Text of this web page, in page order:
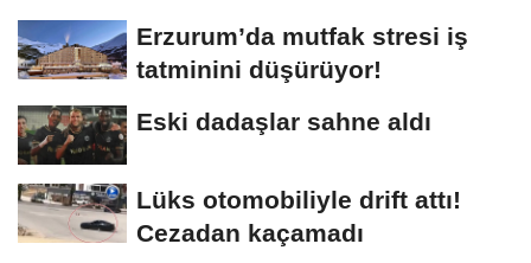
Erzurum’da mutfak stresi iş
tatminini düşürüyor!
Eski dadaşlar sahne aldı
Lüks otomobiliyle drift attı!
Cezadan kaçamadı